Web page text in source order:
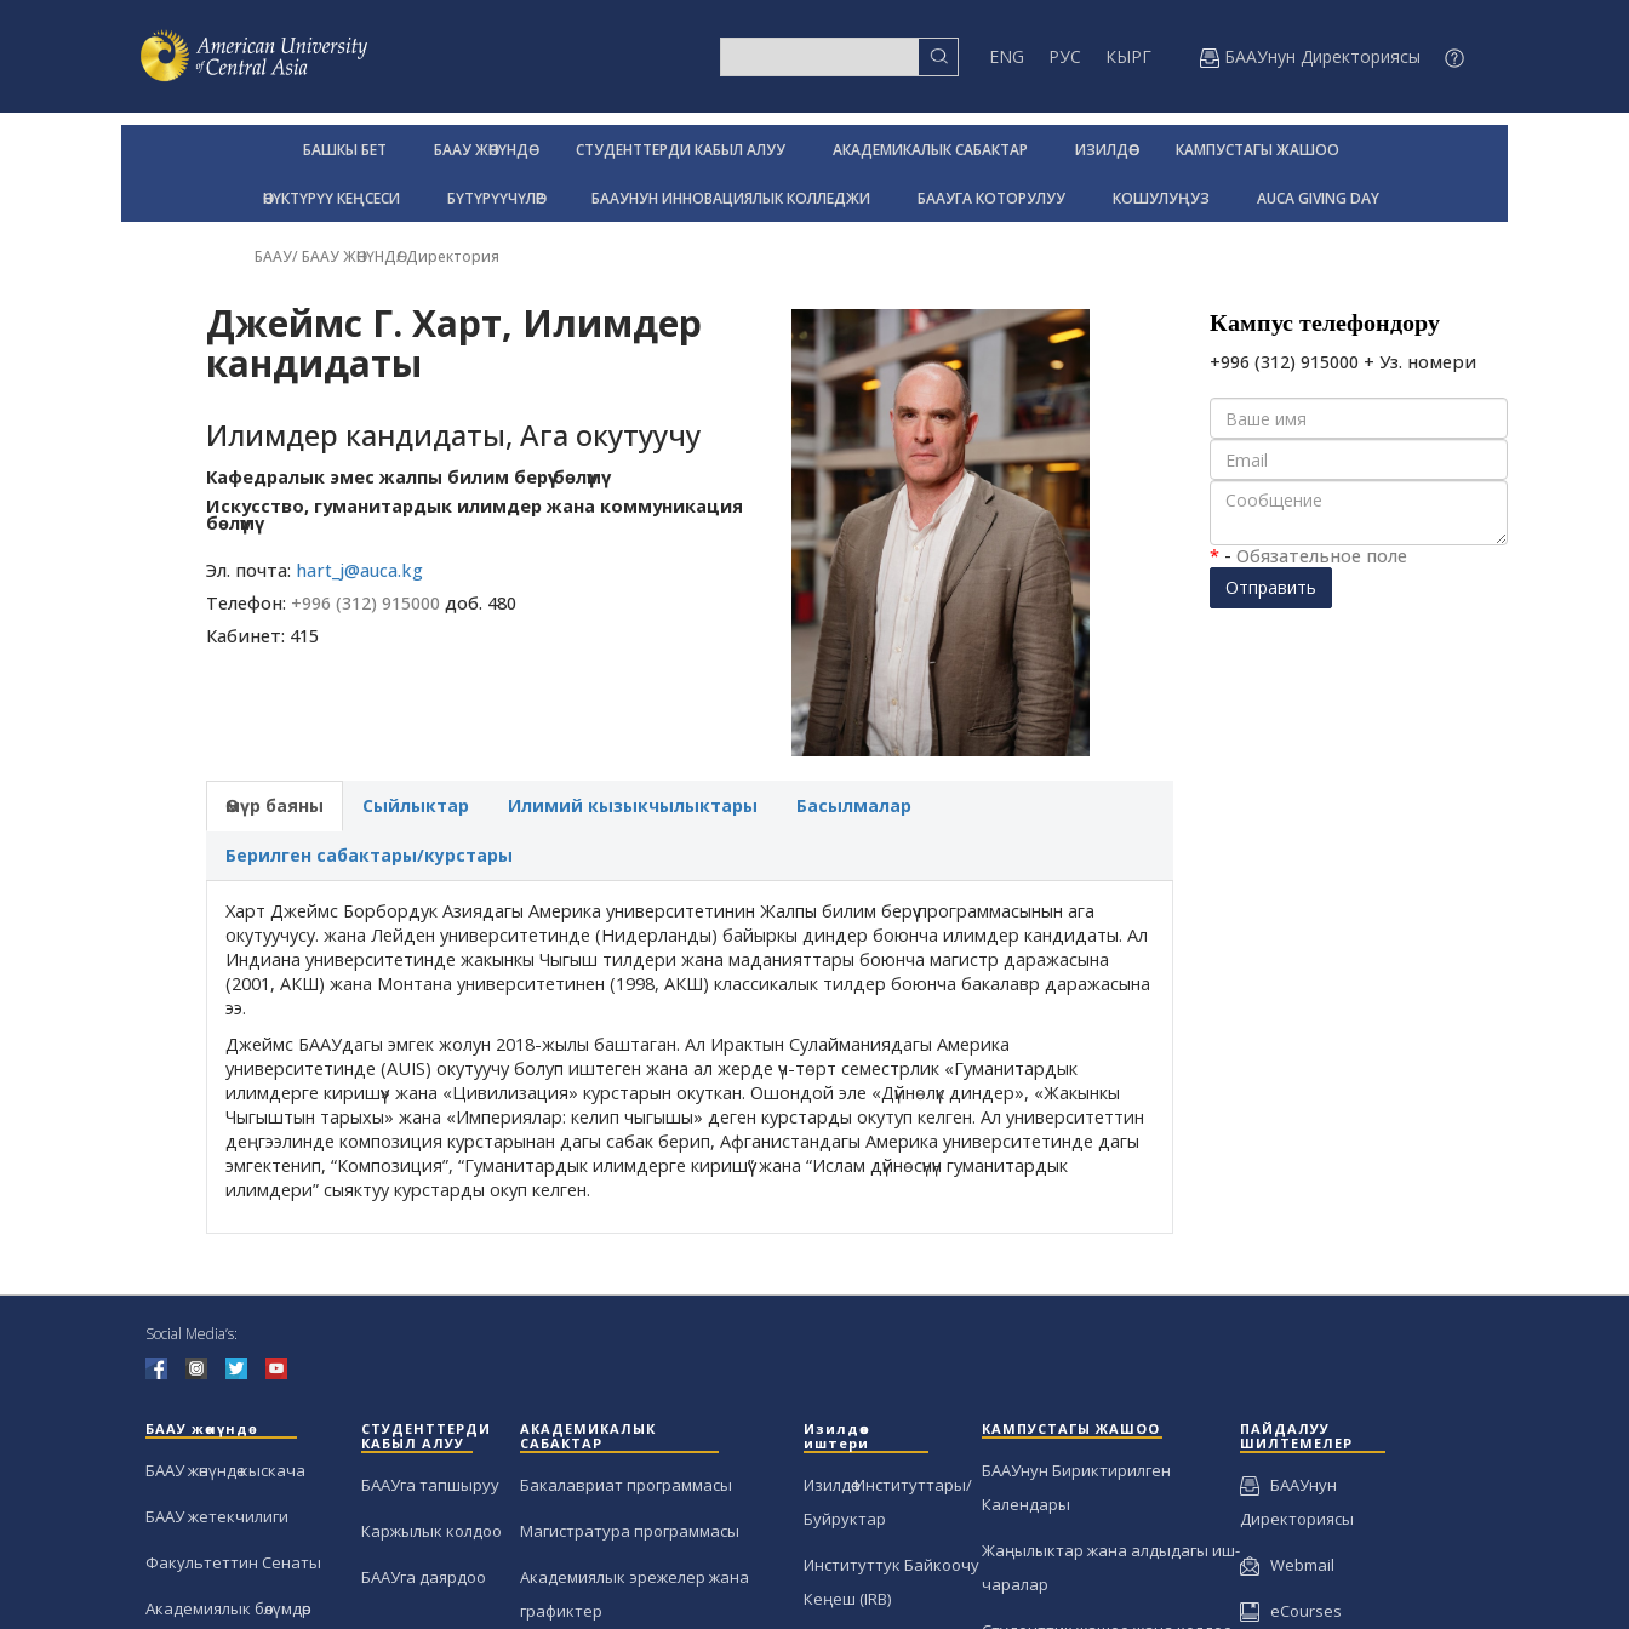
ENG РУС КЫРГ БААУнун Директориясы
БАШКЫ БЕТ БААУ ЖӨНҮНДӨ СТУДЕНТТЕРДИ КАБЫЛ АЛУУ АКАДЕМИКАЛЫК САБАКТАР ИЗИЛДӨӨ КАМПУСТАГЫ ЖАШОО
ӨНҮКТҮРҮҮ КЕҢСЕСИ БҮТҮРҮҮЧҮЛӨР БААУНУН ИННОВАЦИЯЛЫК КОЛЛЕДЖИ БААУГА КОТОРУЛУУ КОШУЛУҢУЗ AUCA GIVING DAY
БААУ/БААУ ЖӨНҮНДӨ/Директория
Джеймс Г. Харт, Илимдер
кандидаты
Илимдер кандидаты, Ага окутуучу
Кафедралык эмес жалпы билим берүү бөлүмү
Искусство, гуманитардык илимдер жана коммуникация
бөлүмү
Эл. почта: hart_j@auca.kg
Телефон: +996 (312) 915000 доб. 480
Кабинет: 415
Өмүр баяны Сыйлыктар Илимий кызыкчылыктары Басылмалар
Берилген сабактары/курстары
Харт Джеймс Борбордук Азиядагы Америка университетинин Жалпы билим берүү программасынын ага
окутуучусу. жана Лейден университетинде (Нидерланды) байыркы диндер боюнча илимдер кандидаты. Ал
Индиана университетинде жакынкы Чыгыш тилдери жана маданияттары боюнча магистр даражасына
(2001, АКШ) жана Монтана университетинен (1998, АКШ) классикалык тилдер боюнча бакалавр даражасына
ээ.
Джеймс БААУдагы эмгек жолун 2018-жылы баштаган. Ал Ирактын Сулайманиядагы Америка
университетинде (AUIS) окутуучу болуп иштеген жана ал жерде үч-төрт семестрлик «Гуманитардык
илимдерге киришүү» жана «Цивилизация» курстарын окуткан. Ошондой эле «Дүйнөлүк диндер», «Жакынкы
Чыгыштын тарыхы» жана «Империялар: келип чыгышы» деген курстарды окутуп келген. Ал университеттин
деңгээлинде композиция курстарынан дагы сабак берип, Афганистандагы Америка университетинде дагы
эмгектенип, “Композиция”, “Гуманитардык илимдерге киришүү” жана “Ислам дүйнөсүнүн гуманитардык
илимдери” сыяктуу курстарды окуп келген.
Кампус телефондору
+996 (312) 915000 + Уз. номери
* - Обязательное поле
Отправить
Social Media’s:
БААУ жөнүндө
БААУ жөнүндө кыскача
БААУ жетекчилиги
Факультеттин Сенаты
Академиялык бөлүмдөр
СТУДЕНТТЕРДИ
КАБЫЛ АЛУУ
БААУга тапшыруу
Каржылык колдоо
БААУга даярдоо
АКАДЕМИКАЛЫК
САБАКТАР
Бакалавриат программасы
Магистратура программасы
Академиялык эрежелер жана
графиктер
Изилдөө
иштери
Изилдөө Институттары/
Буйруктар
Институттук Байкоочу
Кеңеш (IRB)
КАМПУСТАГЫ ЖАШОО
БААУнун Бириктирилген
Календары
Жаңылыктар жана алдыдагы иш-
чаралар
ПАЙДАЛУУ
ШИЛТЕМЕЛЕР
БААУнун
Директориясы
Webmail
eCourses